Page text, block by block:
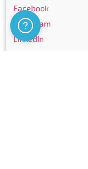
Facebook
Instagram
LinkedIn
Assistenza